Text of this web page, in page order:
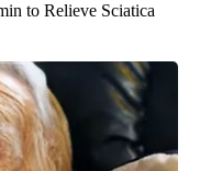
to Relieve Sciatica